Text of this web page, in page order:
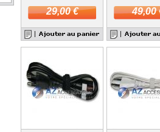
29,00 € 49,00